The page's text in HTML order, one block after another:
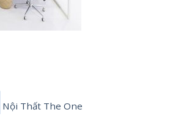
Nội Thất The One